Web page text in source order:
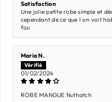
Satisfaction
Une jolie petite robe simple et
cependant de ce que l on voit
fou
Maria N.
01/02/2024
ROBE MANGUE Nuthatch